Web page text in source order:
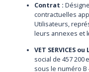
Contrat :
contractuelles
Utilisateurs,
leurs annexes et
VET SERVICES ou
social de 457 200
sous le numéro B